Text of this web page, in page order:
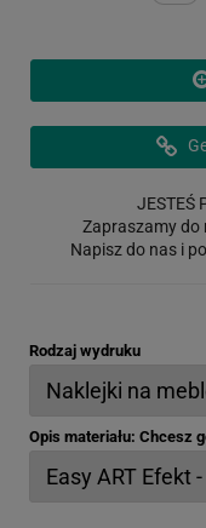
JESTEŚ
Zapraszamy do
Napisz do nas i
Rodzaj wydruku
Opis materiału: Chcesz